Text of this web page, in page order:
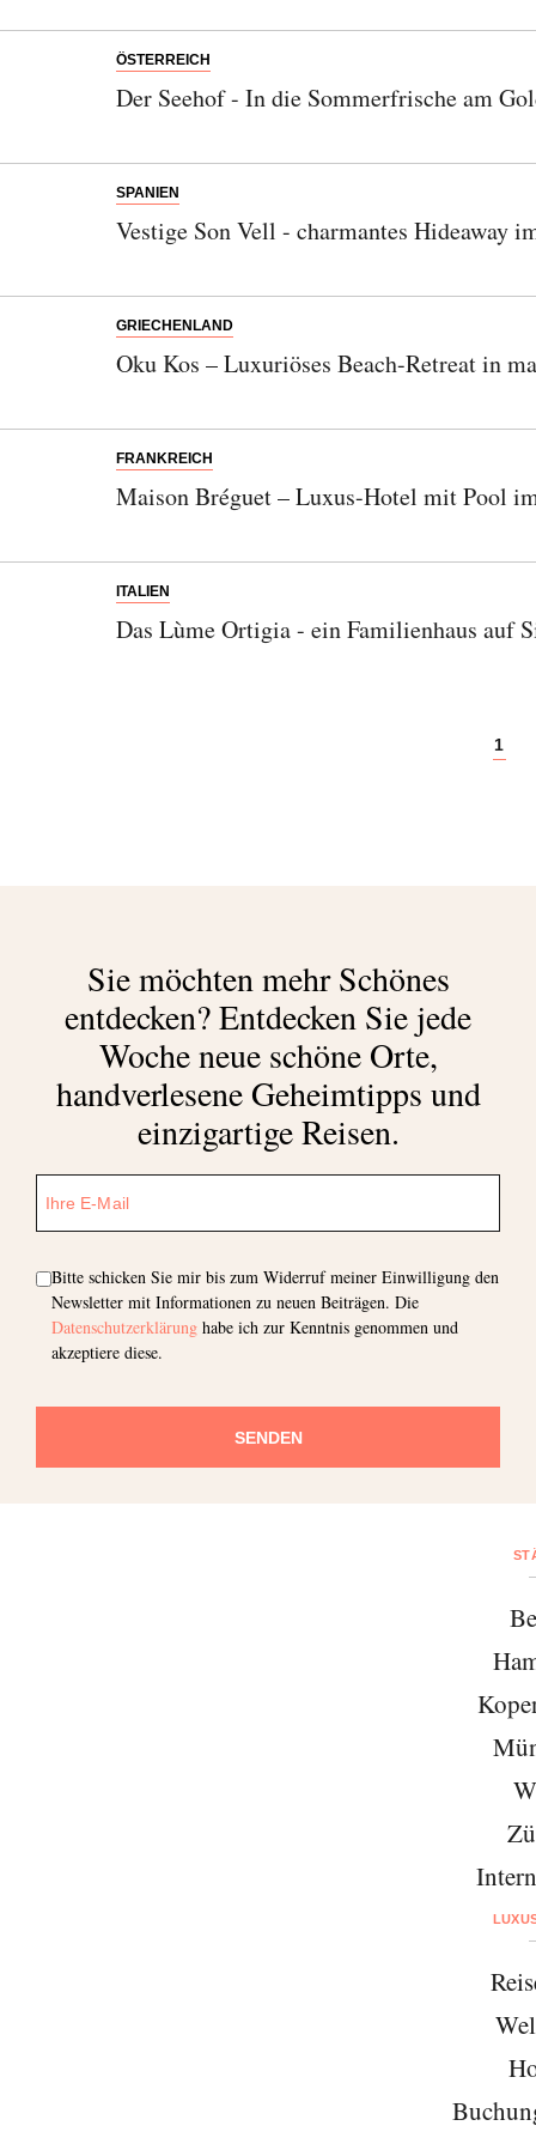
ÖSTERREICH
Der Seehof - In die Sommerfrische am
SPANIEN
Vestige Son Vell - charmantes Hideaway
GRIECHENLAND
Oku Kos – Luxuriöses Beach-Retreat in
FRANKREICH
Maison Bréguet – Luxus-Hotel mit Pool
ITALIEN
Das Lùme Ortigia - ein Familienhaus auf
1
Sie möchten mehr Schönes
entdecken?Entdecken Sie jede
Woche neue schöne Orte,
handverlesene Geheimtipps und
einzigartige Reisen.
Bitte schicken Sie mir bis zum Widerruf meiner Einwilligung den
Newsletter mit Informationen zu neuen Beiträgen. Die
Datenschutzerklärung habe ich zur Kenntnis genommen und
akzeptiere diese.
SENDEN